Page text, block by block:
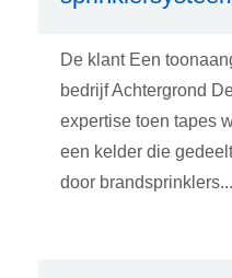
De klant Een
bedrijf Achtergrond
expertise toen tapes
een kelder die
door